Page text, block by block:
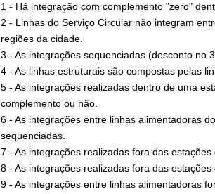
1 - Há integração com complemento "zero"
2 - Linhas do Serviço Circular não integram
regiões da cidade.
3 - As integrações sequenciadas (desconto no
4 - As linhas estruturais são compostas pelas
5 - As integrações realizadas dentro de uma
complemento ou não.
6 - As integrações entre linhas alimentadoras
sequenciadas.
7 - As integrações realizadas fora das
8 - As integrações realizadas fora das
9 - As integrações entre linhas alimentadoras